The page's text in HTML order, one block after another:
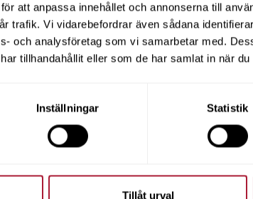
att anpassa innehållet och annonserna till
trafik. Vi vidarebefordrar även sådana
och analysföretag som vi samarbetar med.
tillhandahållit eller som de har samlat in när
Inställningar Statistik
Tillåt urval